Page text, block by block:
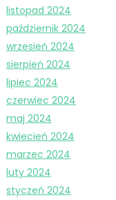
listopad 2024
październik 2024
wrzesień 2024
sierpień 2024
lipiec 2024
czerwiec 2024
maj 2024
kwiecień 2024
marzec 2024
luty 2024
styczeń 2024